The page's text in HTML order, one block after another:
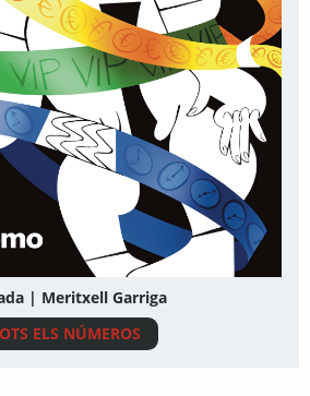
| Meritxell Garriga
ELS NÚMEROS